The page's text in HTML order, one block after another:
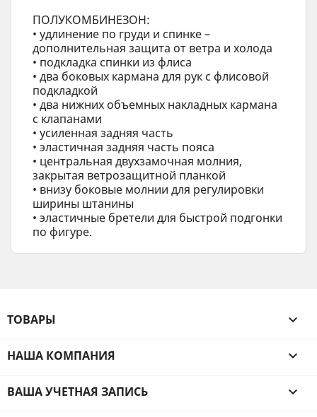
ПОЛУКОМБИНЕЗОН:
• удлинение по груди и спинке –
дополнительная защита от ветра и холода
• подкладка спинки из флиса
• два боковых кармана для рук с флисовой
подкладкой
• два нижних объемных накладных кармана
с клапанами
• усиленная задняя часть
• эластичная задняя часть пояса
• центральная двухзамочная молния,
закрытая ветрозащитной планкой
• внизу боковые молнии для регулировки
ширины штанины
• эластичные бретели для быстрой подгонки
по фигуре.
ТОВАРЫ 
НАША КОМПАНИЯ 
ВАША УЧЕТНАЯ ЗАПИСЬ 